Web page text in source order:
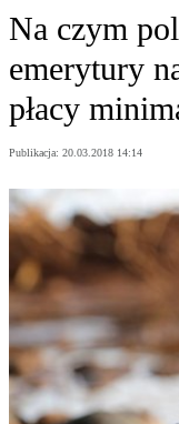
Na czym
emerytury
płacy
Publikacja: 20.03.2018 14:14